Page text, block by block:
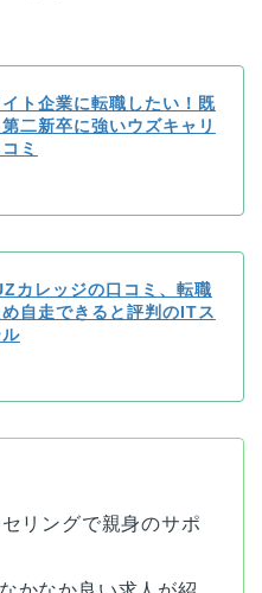
ト企業に転職したい！既
二新卒に強いウズキャリ
ミ
カレッジの口コミ、転職
自走できると評判のITス
リングで親身のサポ